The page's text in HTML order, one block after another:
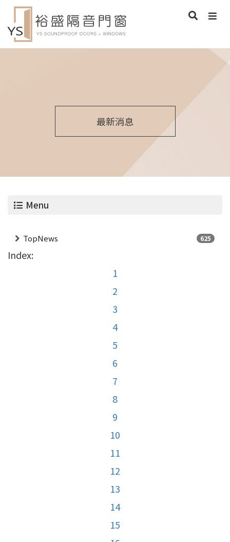
最新消息
Menu
TopNews 625
Index:
1
2
3
4
5
6
7
8
9
10
11
12
13
14
15